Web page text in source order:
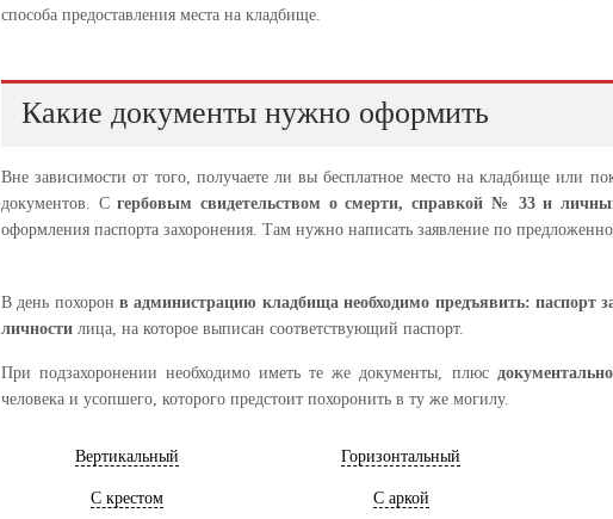
способа предоставления места на кладбище.
Какие документы нужно оформить
Вне зависимости от того, получаете ли вы бесплатное место на кладбище или
документов. Сгербовым свидетельством о смерти, справкой № 33 и
оформления паспорта захоронения. Там нужно написать заявление по
В день похоронв администрацию кладбища необходимо предъявить: паспорт
личности лица, на которое выписан соответствующий паспорт.
При подзахоронении необходимо иметь те же документы, плюс
человека и усопшего, которого предстоит похоронить в ту же могилу.
Вертикальный Горизонтальный
С крестом С аркой